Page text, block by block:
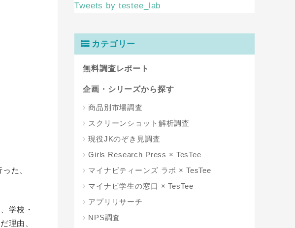
た、
学校・
理由、
Tweets by testee_lab
カテゴリー
無料調査レポート
企画・シリーズから探す
商品別市場調査
スクリーンショット解析調査
現役JKのぞき見調査
Girls Research Press × TesTee
マイナビティーンズ ラボ × TesTee
マイナビ学生の窓口 × TesTee
アプリリサーチ
NPS調査